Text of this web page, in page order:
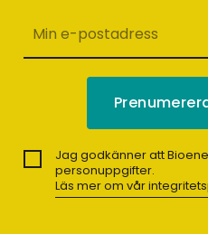
Jag godkänner att
personuppgifter.
Läs mer om vår